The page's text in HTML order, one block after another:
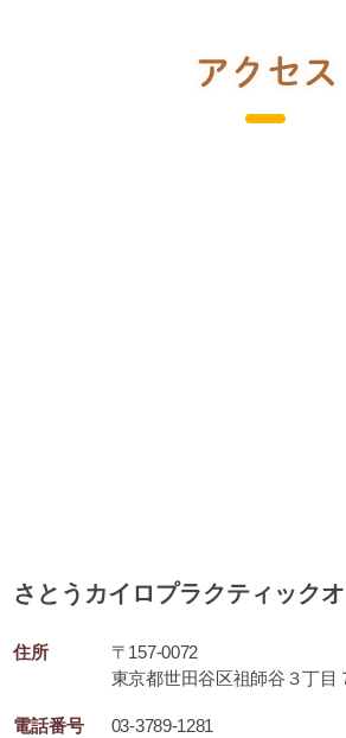
さとうカイロプラクティック
住所
〒157-0072
東京都世田谷区祖師谷３丁目
電話番号 03-3789-1281